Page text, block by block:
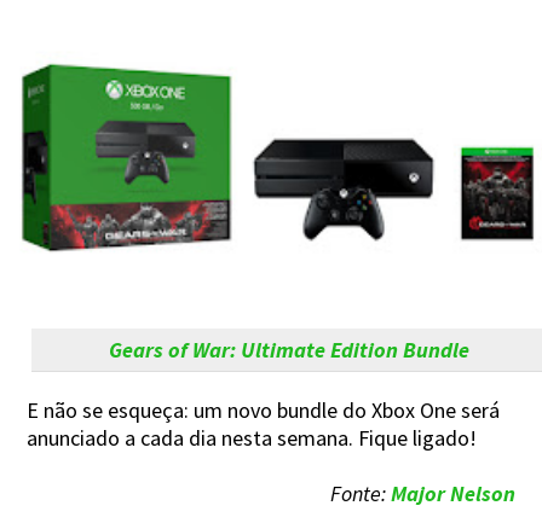
Gears of War: Ultimate Edition Bundle
E não se esqueça: um novo bundle do Xbox One será
anunciado a cada dia nesta semana. Fique ligado!
Fonte:Major Nelson